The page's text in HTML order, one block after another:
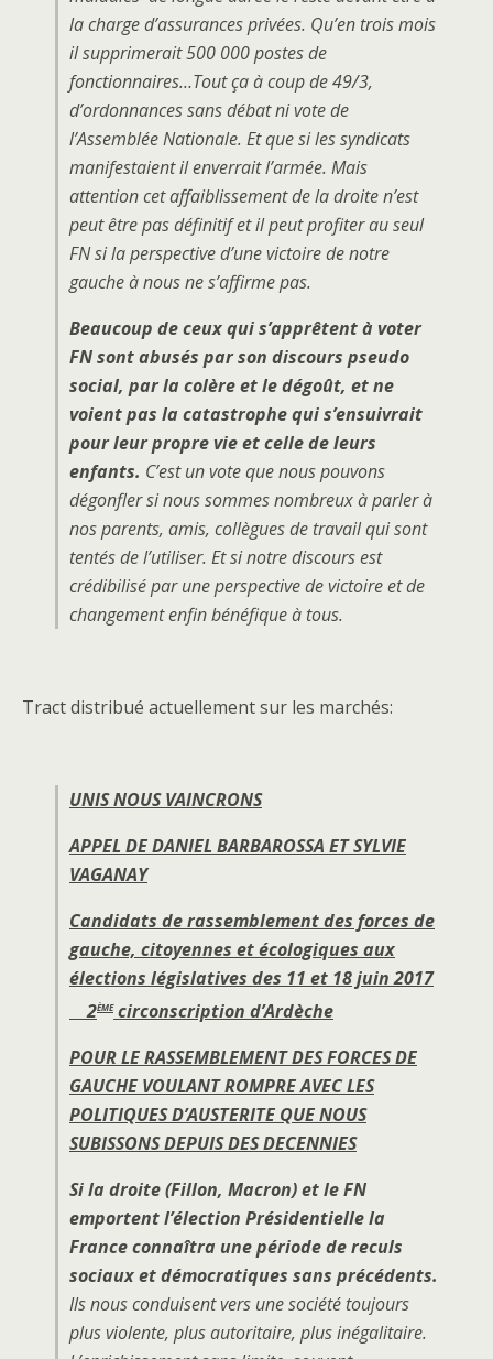
la charge d’assurances privées. Qu’en trois mois
il supprimerait 500 000 postes de
fonctionnaires…Tout ça à coup de 49/3,
d’ordonnances sans débat ni vote de
l’Assemblée Nationale. Et que si les syndicats
manifestaient il enverrait l’armée. Mais
attention cet affaiblissement de la droite n’est
peut être pas définitif et il peut profiter au seul
FN si la perspective d’une victoire de notre
gauche à nous ne s’affirme pas.
Beaucoup de ceux qui s’apprêtent à voter
FN sont abusés par son discours pseudo
social, par la colère et le dégoût, et ne
voient pas la catastrophe qui s’ensuivrait
pour leur propre vie et celle de leurs
enfants. C’est un vote que nous pouvons
dégonfler si nous sommes nombreux à parler à
nos parents, amis, collègues de travail qui sont
tentés de l’utiliser. Et si notre discours est
crédibilisé par une perspective de victoire et de
changement enfin bénéfique à tous.
Tract distribué actuellement sur les marchés:
UNIS NOUS VAINCRONS
APPEL DE DANIEL BARBAROSSA ET SYLVIE
VAGANAY
Candidats de rassemblement des forces de
gauche, citoyennes et écologiques aux
élections législatives des 11 et 18 juin 2017
2èmecirconscription d’Ardèche
POUR LE RASSEMBLEMENT DES FORCES DE
GAUCHE VOULANT ROMPRE AVEC LES
POLITIQUES D’AUSTERITE QUE NOUS
SUBISSONS DEPUIS DES DECENNIES
Si la droite (Fillon, Macron) et le FN
emportent l’élection Présidentielle la
France connaîtra une période de reculs
sociaux et démocratiques sans précédents.
Ils nous conduisent vers une société toujours
plus violente, plus autoritaire, plus inégalitaire.